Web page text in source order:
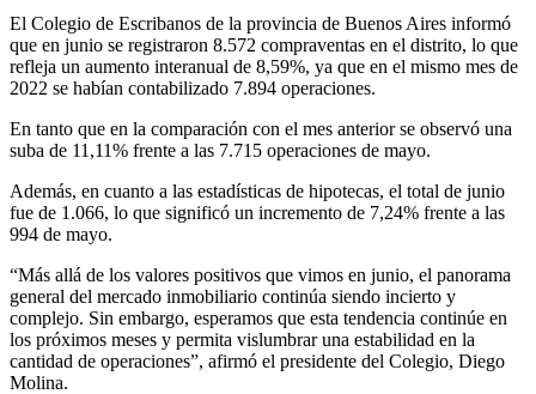
Compartir
El Colegio de Escribanos de la provincia de Buenos Aires informó
que en junio se registraron 8.572 compraventas en el distrito, lo que
refleja un aumento interanual de 8,59%, ya que en el mismo mes de
2022 se habían contabilizado 7.894 operaciones.
En tanto que en la comparación con el mes anterior se observó una
suba de 11,11% frente a las 7.715 operaciones de mayo.
Además, en cuanto a las estadísticas de hipotecas, el total de junio
fue de 1.066, lo que significó un incremento de 7,24% frente a las
994 de mayo.
“Más allá de los valores positivos que vimos en junio, el panorama
general del mercado inmobiliario continúa siendo incierto y
complejo. Sin embargo, esperamos que esta tendencia continúe en
los próximos meses y permita vislumbrar una estabilidad en la
cantidad de operaciones”, afirmó el presidente del Colegio, Diego
Molina.